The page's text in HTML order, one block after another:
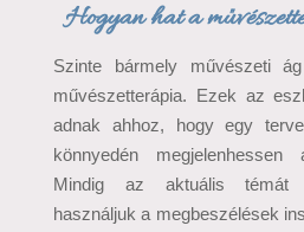
Hogyan hat a
Szinte bármely művészeti
művészetterápia. Ezek az
adnak ahhoz, hogy egy
könnyedén
Mindig az aktuális témát
használjuk a megbeszélések